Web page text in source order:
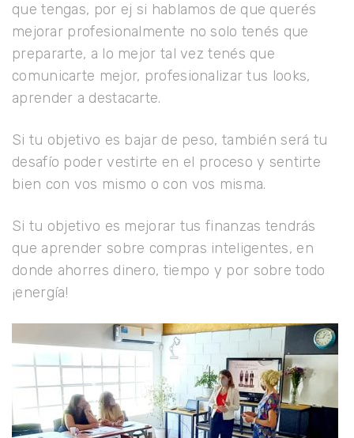
que tengas, por ej si hablamos de que querés
mejorar profesionalmente no solo tenés que
prepararte, a lo mejor tal vez tenés que
comunicarte mejor, profesionalizar tus looks,
aprender a destacarte.
Si tu objetivo es bajar de peso, también será tu
desafío poder vestirte en el proceso y sentirte
bien con vos mismo o con vos misma.
Si tu objetivo es mejorar tus finanzas tendrás
que aprender sobre compras inteligentes, en
donde ahorres dinero, tiempo y por sobre todo
¡energía!